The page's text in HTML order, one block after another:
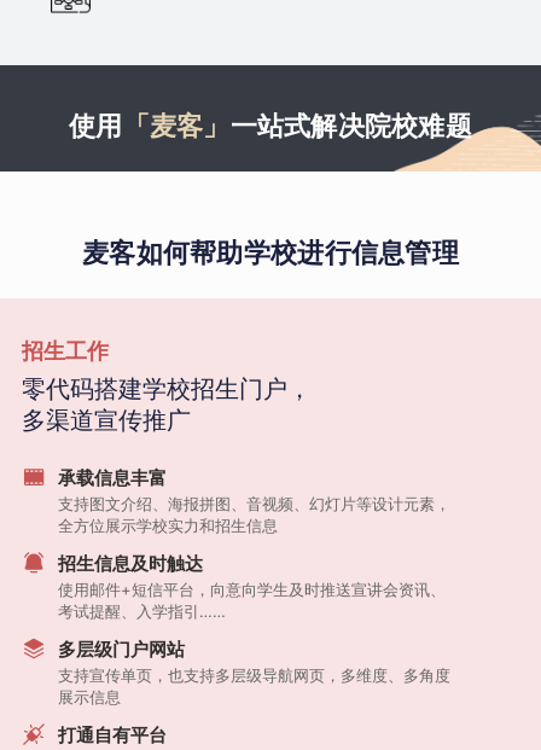
使用 「麦客」 一站式解决院校难题
麦客如何帮助学校进行信息管理
招生工作
零代码搭建学校招生门户，
多渠道宣传推广
承载信息丰富
支持图文介绍、海报拼图、音视频、幻灯片等设计元素，
全方位展示学校实力和招生信息
招生信息及时触达
使用邮件+短信平台，向意向学生及时推送宣讲会资讯、
考试提醒、入学指引……
多层级门户网站
支持宣传单页，也支持多层级导航网页，多维度、多角度
展示信息
打通自有平台